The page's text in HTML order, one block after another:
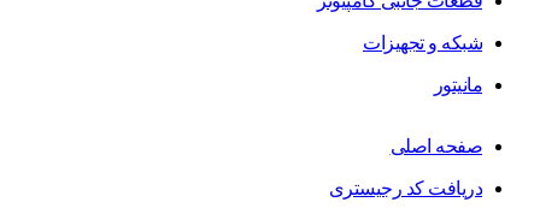
شبکه و تجهیزات
مانیتور
صفحه اصلی
دریافت کد رجیستری